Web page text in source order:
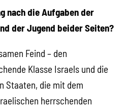
nach die Aufgaben der
der Jugend beider Seiten?
Feind – den
Klasse Israels und die
Staaten, die mit dem
herrschenden